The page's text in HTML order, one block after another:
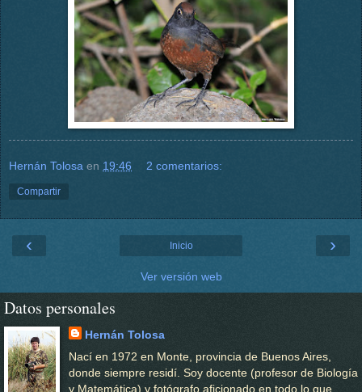
Hernán Tolosa en 19:46 2 comentarios:
Compartir
‹ ›
Inicio
Ver versión web
Datos personales
Hernán Tolosa
Nací en 1972 en Monte, provincia de Buenos Aires,
donde siempre residí. Soy docente (profesor de Biología
y Matemática) y fotógrafo aficionado en todo lo que